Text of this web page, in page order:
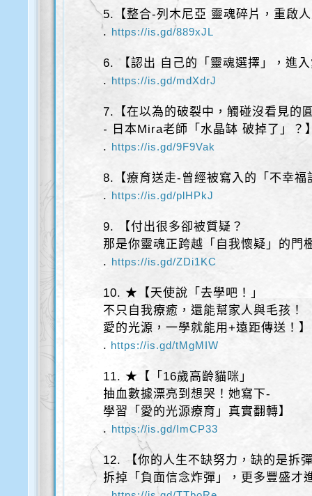
5.【整合-列木尼亞 靈魂碎片，重啟
. https://is.gd/889xJL
6. 【認出 自己的「靈魂選擇」，進
. https://is.gd/mdXdrJ
7.【在以為的破裂中，觸碰沒看見的
- 日本Mira老師「水晶缽 破掉了」？
. https://is.gd/9F9Vak
8.【療育送走-曾經被寫入的「不幸福
. https://is.gd/plHPkJ
9. 【付出很多卻被質疑？
那是你靈魂正跨越「自我懷疑」的門
. https://is.gd/ZDi1KC
10. ★【天使說「去學吧！」
不只自我療癒，還能幫家人與毛孩！
愛的光源，一學就能用+遠距傳送！】
. https://is.gd/tMgMIW
11. ★【「16歲高齡貓咪」
抽血數據漂亮到想哭！她寫下-
學習「愛的光源療育」真實翻轉】
. https://is.gd/ImCP33
12. 【你的人生不缺努力，缺的是拆
拆掉「負面信念炸彈」，更多豐盛才